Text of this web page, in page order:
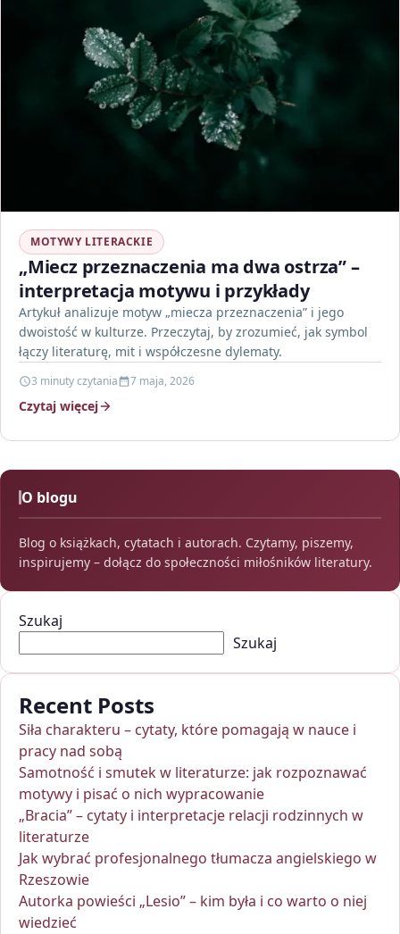
MOTYWY LITERACKIE
„Miecz przeznaczenia ma dwa ostrza” –
interpretacja motywu i przykłady
Artykuł analizuje motyw „miecza przeznaczenia” i jego
dwoistość w kulturze. Przeczytaj, by zrozumieć, jak symbol
łączy literaturę, mit i współczesne dylematy.
3 minuty czytania 7 maja, 2026
Czytaj więcej
O blogu
Blog o książkach, cytatach i autorach. Czytamy, piszemy,
inspirujemy – dołącz do społeczności miłośników literatury.
Szukaj
Szukaj
Recent Posts
Siła charakteru – cytaty, które pomagają w nauce i
pracy nad sobą
Samotność i smutek w literaturze: jak rozpoznawać
motywy i pisać o nich wypracowanie
„Bracia” – cytaty i interpretacje relacji rodzinnych w
literaturze
Jak wybrać profesjonalnego tłumacza angielskiego w
Rzeszowie
Autorka powieści „Lesio” – kim była i co warto o niej
wiedzieć